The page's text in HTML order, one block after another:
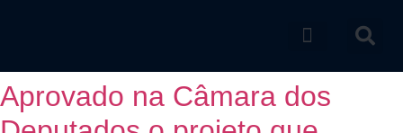
Aprovado na Câmara dos